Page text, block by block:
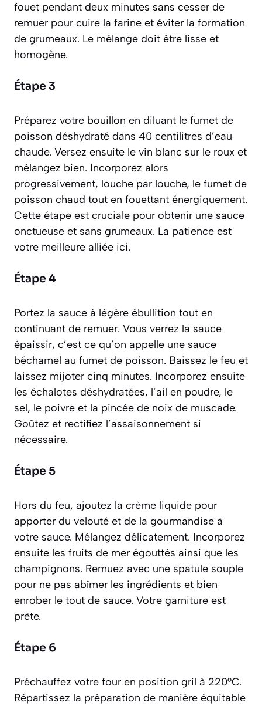
fouet pendant deux minutes sans cesser de
remuer pour cuire la farine et éviter la formation
de grumeaux. Le mélange doit être lisse et
homogène.
Étape 3
Préparez votre bouillon en diluant le fumet de
poisson déshydraté dans 40 centilitres d’eau
chaude. Versez ensuite le vin blanc sur le roux et
mélangez bien. Incorporez alors
progressivement, louche par louche, le fumet de
poisson chaud tout en fouettant énergiquement.
Cette étape est cruciale pour obtenir une sauce
onctueuse et sans grumeaux. La patience est
votre meilleure alliée ici.
Étape 4
Portez la sauce à légère ébullition tout en
continuant de remuer. Vous verrez la sauce
épaissir, c’est ce qu’on appelle une sauce
béchamel au fumet de poisson. Baissez le feu et
laissez mijoter cinq minutes. Incorporez ensuite
les échalotes déshydratées, l’ail en poudre, le
sel, le poivre et la pincée de noix de muscade.
Goûtez et rectifiez l’assaisonnement si
nécessaire.
Étape 5
Hors du feu, ajoutez la crème liquide pour
apporter du velouté et de la gourmandise à
votre sauce. Mélangez délicatement. Incorporez
ensuite les fruits de mer égouttés ainsi que les
champignons. Remuez avec une spatule souple
pour ne pas abîmer les ingrédients et bien
enrober le tout de sauce. Votre garniture est
prête.
Étape 6
Préchauffez votre four en position gril à 220°C.
Répartissez la préparation de manière équitable